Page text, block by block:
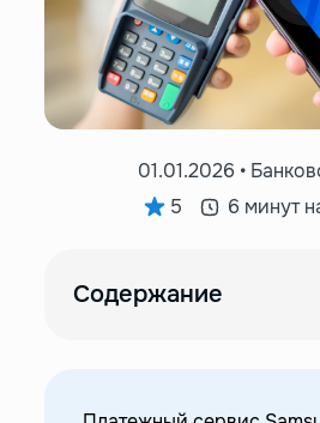
01.01.2026 •
5
6 минут
Содержание